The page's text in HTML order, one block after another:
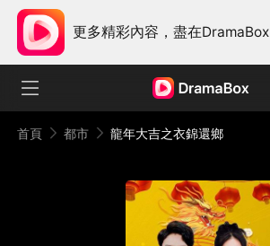
更多精彩內容，盡在DramaBox
首頁 都市 龍年大吉之衣錦還鄉